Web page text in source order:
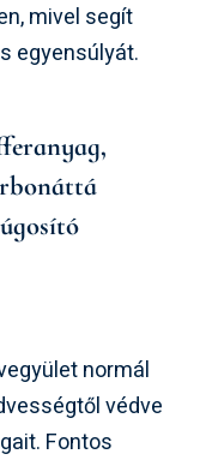
mivel segít
egyensúlyát.
normál
védve
Fontos